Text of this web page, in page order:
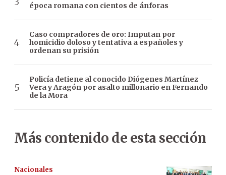
época romana con cientos de ánforas
Caso compradores de oro: Imputan por
homicidio doloso y tentativa a españoles y
ordenan su prisión
Policía detiene al conocido Diógenes Martínez
Vera y Aragón por asalto millonario en Fernando
de la Mora
Más contenido de esta sección
Nacionales